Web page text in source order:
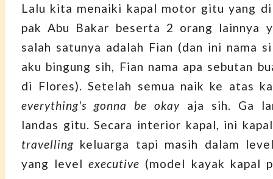
Lalu kita menaiki kapal motor gitu yang
pak Abu Bakar beserta 2 orang lainnya
salah satunya adalah Fian (dan ini nama
aku bingung sih, Fian nama apa sebutan
di Flores). Setelah semua naik ke atas
everything's gonna be okay aja sih. Ga
landas gitu. Secara interior kapal, ini
travelling keluarga tapi masih dalam
yang levelexecutive (model kayak kapal